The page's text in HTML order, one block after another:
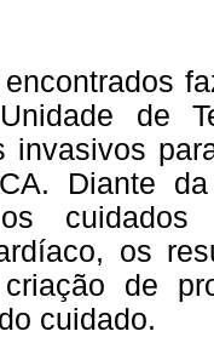
de
invasivos
Diante
cuidados
os
de
cuidado.